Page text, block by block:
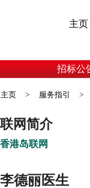
主页
招标公
主页 > 服务指引 >